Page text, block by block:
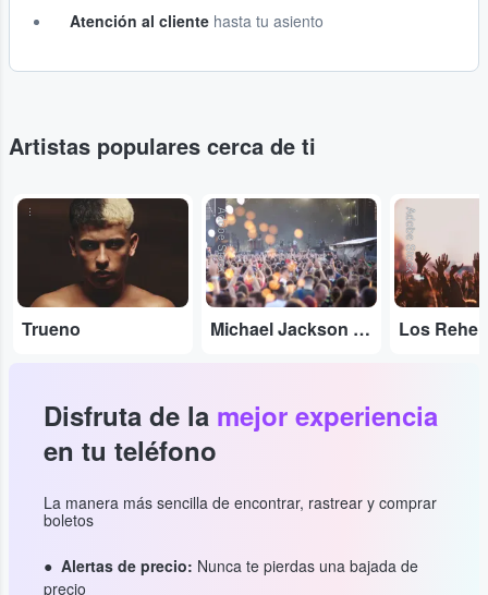
Atención al cliente hasta tu asiento
Artistas populares cerca de ti
...
Trueno
Adobe Stock
Michael Jackson Tribute
Adobe Stock
Los
Disfruta de la mejor experiencia
en tu teléfono
La manera más sencilla de encontrar, rastrear y comprar
boletos
Alertas de precio: Nunca te pierdas una bajada de
precio